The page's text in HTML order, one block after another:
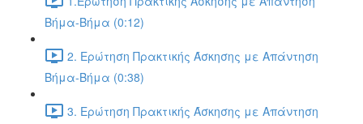
Βήμα-Βήμα (0:12)
2. Ερώτηση Πρακτικής Άσκησης με Απάντηση
Βήμα-Βήμα (0:38)
3. Ερώτηση Πρακτικής Άσκησης με Απάντηση